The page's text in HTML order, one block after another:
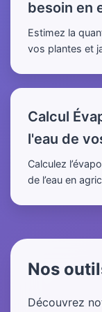
besoin en
Estimez la
vos plantes et
Calcul
l'eau de
Calculez
de l’eau en
Nos
Découvrez